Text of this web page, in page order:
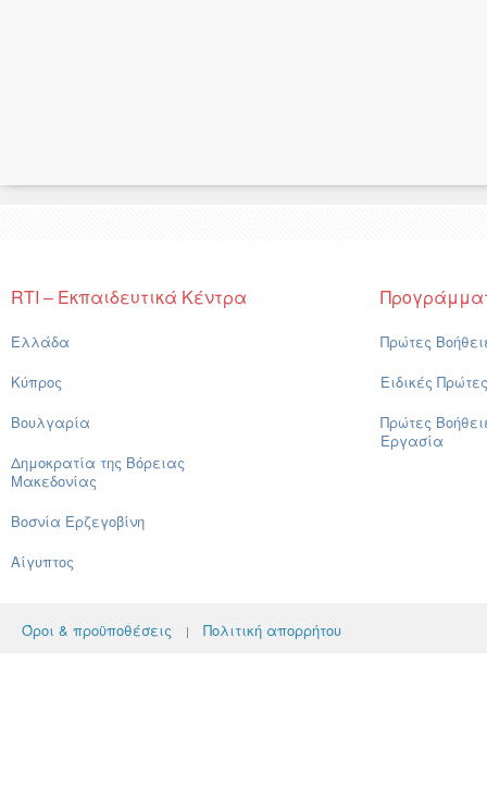
RTI – Εκπαιδευτικά Κέντρα
Ελλάδα
Κύπρος
Βουλγαρία
Δημοκρατία της Βόρειας
Μακεδονίας
Βοσνία Ερζεγοβίνη
Αίγυπτος
Πρώτες
Ειδικές
Πρώτες
Εργασία
Όροι & προϋποθέσεις | Πολιτική απορρήτου